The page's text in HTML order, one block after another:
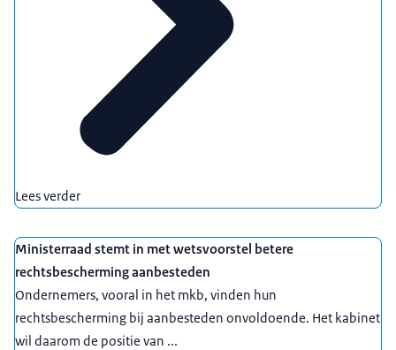
Lees verder
Ministerraad stemt in met wetsvoorstel betere
rechtsbescherming aanbesteden
Ondernemers, vooral in het mkb, vinden hun
rechtsbescherming bij aanbesteden onvoldoende. Het kabinet
wil daarom de positie van ...